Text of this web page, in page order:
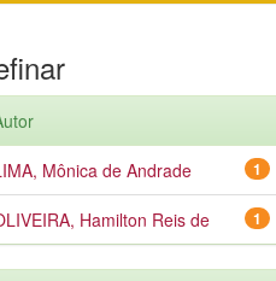
1
Mônica de Andrade
1
Hamilton Reis de